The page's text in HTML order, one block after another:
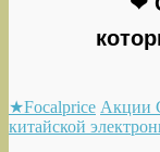
★Focalprice Акции
китайской